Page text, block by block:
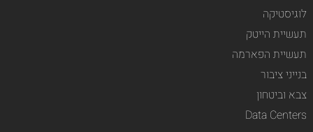
לוגיסטיקה
תעשיית הייטק
תעשיית הפארמה
בנייני ציבור
צבא וביטחון
Data Centers